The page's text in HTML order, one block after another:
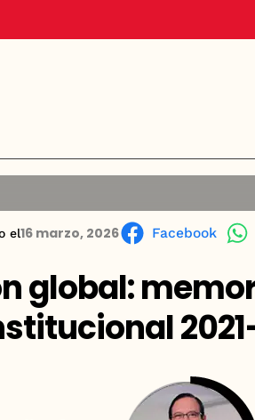
el16 marzo, 2026 Facebook
global: